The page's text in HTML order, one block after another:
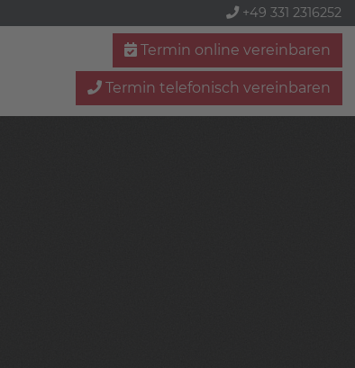
+49 331 2316252
Termin online vereinbaren
Termin telefonisch vereinbaren